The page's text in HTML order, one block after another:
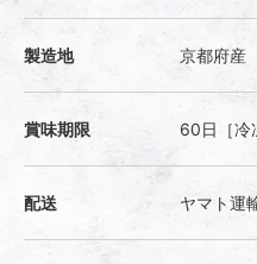
製造地 京都府産
賞味期限 60日［冷
配送 ヤマト運